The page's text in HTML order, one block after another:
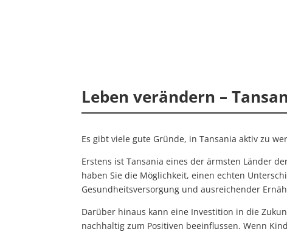
Leben verändern –
Es gibt viele gute Gründe, in Tansania aktiv zu
Erstens ist Tansania eines der ärmsten Länder
haben Sie die Möglichkeit, einen echten
Gesundheitsversorgung und ausreichender
Darüber hinaus kann eine Investition in die
nachhaltig zum Positiven beeinflussen. Wenn